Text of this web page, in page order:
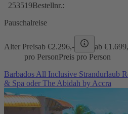
253519Bestellnr.:
Pauschalreise
Alter Preisab €2.296,- ab €
pro PersonPreis pro Person
Barbados All Inclusive Strandurlaub
& Spa oder The Abidah by Accra